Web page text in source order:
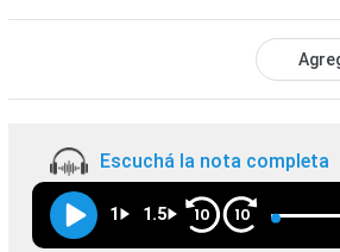
Escuchá la nota completa
1 1.5 10 10